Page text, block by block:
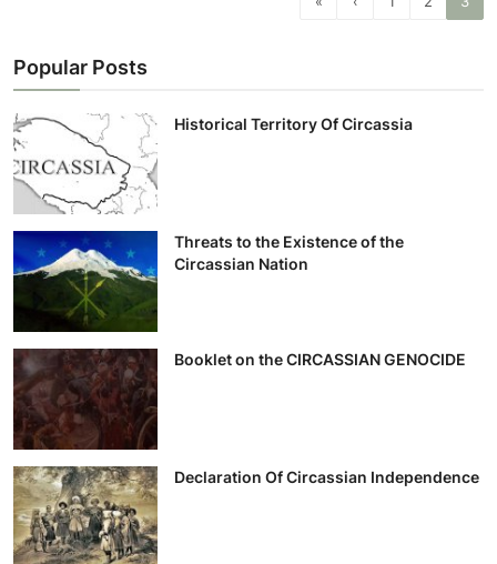
Popular Posts
Historical Territory Of Circassia
Threats to the Existence of the
Circassian Nation
Booklet on the CIRCASSIAN GENOCIDE
Declaration Of Circassian Independence